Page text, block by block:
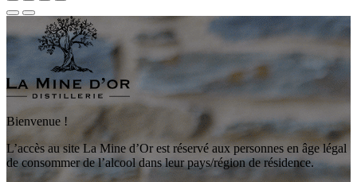
Bienvenue !
L’accès au site La Mine d’Or est réservé aux personnes en âge légal
de consommer de l’alcool dans leur pays/région de résidence.